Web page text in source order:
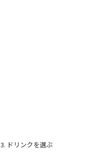
3. ドリンクを選ぶ